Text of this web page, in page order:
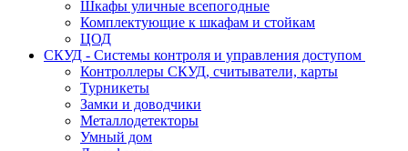
Шкафы уличные всепогодные
Комплектующие к шкафам и стойкам
ЦОД
СКУД - Системы контроля и управления доступом
Контроллеры СКУД, считыватели, карты
Турникеты
Замки и доводчики
Металлодетекторы
Умный дом